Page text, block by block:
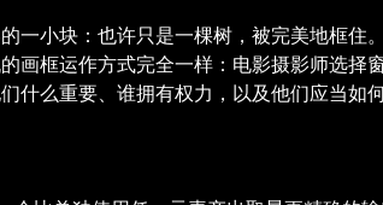
一小块：也许只是一棵树，被完美地框
画框运作方式完全一样：电影摄影师选
么重要、谁拥有权力，以及他们应当如